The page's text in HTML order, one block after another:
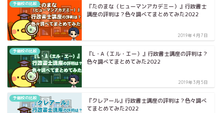
予備校の比較
『たのまな（ヒューマンアカデミー）』行政書士
講座の評判は？色々調べてまとめてみた2022
2019年4月7日
予備校の比較
『L・A（エル・エー）』行政書士講座の評判は？
色々調べてまとめてみた2022
2019年3月5日
予備校の比較
『クレアール』行政書士講座の評判は？色々調べ
てまとめてみた2022